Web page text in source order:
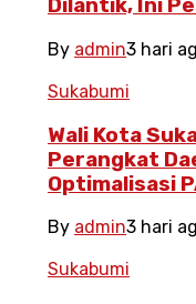
Dilantik, Ini
By admin3 hari
Sukabumi
Wali Kota
Perangkat
Optimalisasi
By admin3 hari
Sukabumi